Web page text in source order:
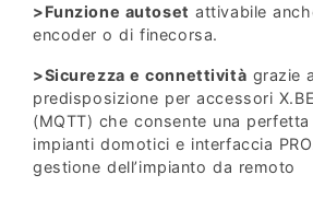
>Funzione autoset attivabile
encoder o di finecorsa.
>Sicurezza e connettività grazie
predisposizione per accessori
(MQTT) che consente una
impianti domotici e interfaccia
gestione dell’impianto da remoto